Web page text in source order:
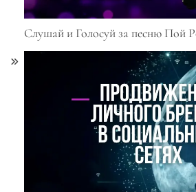
Слушай и Голосуй за песню Пой